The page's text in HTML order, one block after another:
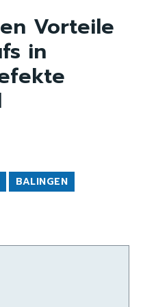
Vorteile
in
BALINGEN